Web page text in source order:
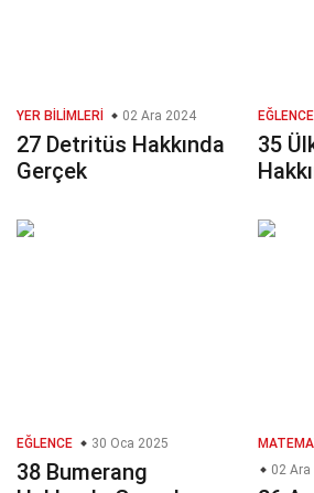
YER BILIMLERI 02 Ara 2024
27 Detritüs Hakkında
Gerçek
EĞLENCE
35
EĞLENCE 30 Oca 2025
38 Bumerang
02